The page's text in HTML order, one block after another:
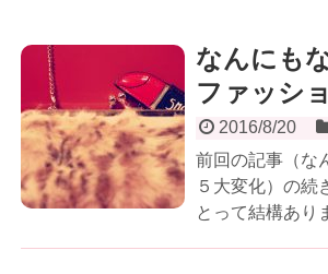
なんにも
ファッシ
2016/8/20
前回の記事（な
５大変化）の続
とって結構あり